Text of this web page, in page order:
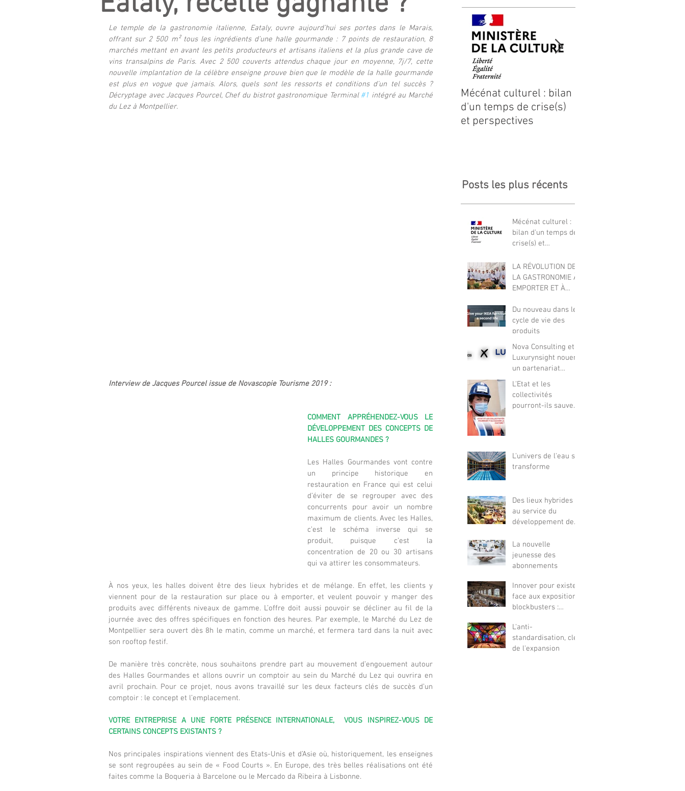
Le temple de la gastronomie italienne, Eataly, ouvre aujourd’hui ses portes dans le Marais,
offrant sur 2 500 m² tous les ingrédients d’une halle gourmande : 7 points de restauration, 8
marchés mettant en avant les petits producteurs et artisans italiens et la plus grande cave de
vins transalpins de Paris. Avec 2 500 couverts attendus chaque jour en moyenne, 7j/7, cette
nouvelle implantation de la célèbre enseigne prouve bien que le modèle de la halle gourmande
est plus en vogue que jamais. Alors, quels sont les ressorts et conditions d’un tel succès ?
Décryptage avec Jacques Pourcel, Chef du bistrot gastronomique Terminal #1 intégré au Marché
du Lez à Montpellier.
Interview de Jacques Pourcel issue de Novascopie Tourisme 2019 :
COMMENT APPRÉHENDEZ-VOUS LE
DÉVELOPPEMENT DES CONCEPTS DE
HALLES GOURMANDES ?
Les Halles Gourmandes vont contre
un principe historique en
restauration en France qui est celui
d’éviter de se regrouper avec des
concurrents pour avoir un nombre
maximum de clients. Avec les Halles,
c’est le schéma inverse qui se
produit, puisque c’est la
concentration de 20 ou 30 artisans
qui va attirer les consommateurs.
À nos yeux, les halles doivent être des lieux hybrides et de mélange. En effet, les clients y
viennent pour de la restauration sur place ou à emporter, et veulent pouvoir y manger des
produits avec différents niveaux de gamme. L’offre doit aussi pouvoir se décliner au fil de la
journée avec des offres spécifiques en fonction des heures. Par exemple, le Marché du Lez de
Montpellier sera ouvert dès 8h le matin, comme un marché, et fermera tard dans la nuit avec
son rooftop festif.
De manière très concrète, nous souhaitons prendre part au mouvement d’engouement autour
des Halles Gourmandes et allons ouvrir un comptoir au sein du Marché du Lez qui ouvrira en
avril prochain. Pour ce projet, nous avons travaillé sur les deux facteurs clés de succès d’un
comptoir : le concept et l’emplacement.
VOTRE ENTREPRISE A UNE FORTE PRÉSENCE INTERNATIONALE,  VOUS INSPIREZ-VOUS DE
CERTAINS CONCEPTS EXISTANTS ?
Nos principales inspirations viennent des Etats-Unis et d’Asie où, historiquement, les enseignes
se sont regroupées au sein de « Food Courts ». En Europe, des très belles réalisations ont été
faites comme la Boqueria à Barcelone ou le Mercado da Ribeira à Lisbonne.
Mécénat culturel : bilan
d'un temps de crise(s)
et perspectives
Posts les plus récents
Mécénat culturel :
bilan d'un temps de
crise(s) et
LA RÉVOLUTION DE
LA GASTRONOMIE À
EMPORTER ET À
Du nouveau dans le
cycle de vie des
produits
Nova Consulting et
Luxurynsight nouent
un partenariat
exclusif
L'Etat et les
collectivités
pourront-ils sauver
L'univers de l'eau se
transforme
Des lieux hybrides
au service du
développement des
La nouvelle
jeunesse des
abonnements
Innover pour exister
face aux expositions
blockbusters :
de Bruno David, P
L'anti-
standardisation, clé
de l'expansion